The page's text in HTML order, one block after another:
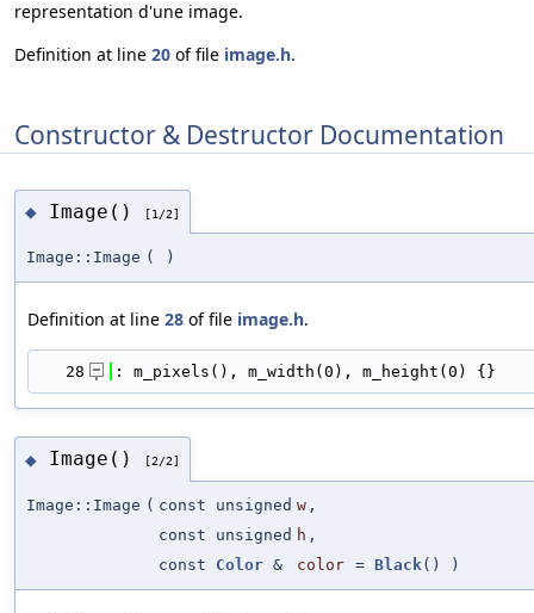
representation d'une image.
Definition at line 20 of file image.h.
Constructor & Destructor Documentation
◆ Image() [1/2]
Image::Image ( )
Definition at line 28 of file image.h.
   28
: m_pixels(), m_width(0), m_height(0) {}
◆ Image() [2/2]
Image::Image ( const unsigned w ,
const unsigned h ,
const Color & color = Black () )